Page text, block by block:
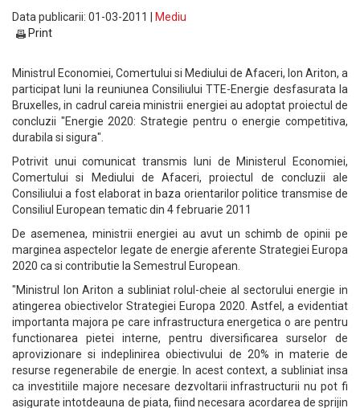
Data publicarii: 01-03-2011 |
Mediu
Print
Ministrul Economiei, Comertului si Mediului de Afaceri, Ion Ariton, a
participat luni la reuniunea Consiliului TTE-Energie desfasurata la
Bruxelles, in cadrul careia ministrii energiei au adoptat proiectul de
concluzii "Energie 2020: Strategie pentru o energie competitiva,
durabila si sigura".
Potrivit unui comunicat transmis luni de Ministerul Economiei,
Comertului si Mediului de Afaceri, proiectul de concluzii ale
Consiliului a fost elaborat in baza orientarilor politice transmise de
Consiliul European tematic din 4 februarie 2011
De asemenea, ministrii energiei au avut un schimb de opinii pe
marginea aspectelor legate de energie aferente Strategiei Europa
2020 ca si contributie la Semestrul European.
"Ministrul Ion Ariton a subliniat rolul-cheie al sectorului energie in
atingerea obiectivelor Strategiei Europa 2020. Astfel, a evidentiat
importanta majora pe care infrastructura energetica o are pentru
functionarea pietei interne, pentru diversificarea surselor de
aprovizionare si indeplinirea obiectivului de 20% in materie de
resurse regenerabile de energie. In acest context, a subliniat insa
ca investitiile majore necesare dezvoltarii infrastructurii nu pot fi
asigurate intotdeauna de piata, fiind necesara acordarea de sprijin